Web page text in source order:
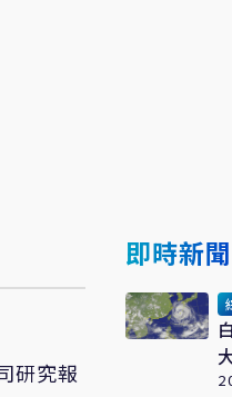
研究報
即時新聞